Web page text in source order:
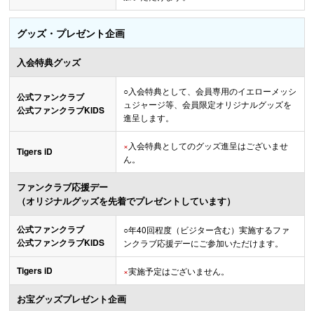
グッズ・プレゼント企画
入会特典グッズ
公式ファンクラブ
公式ファンクラブKIDS
○入会特典として、会員専用のイエローメッシ
ュジャージ等、会員限定オリジナルグッズを
進呈します。
Tigers iD × 入会特典としてのグッズ進呈はございませ
ん。
ファンクラブ応援デー
（オリジナルグッズを先着でプレゼントしています）
公式ファンクラブ
公式ファンクラブKIDS
○年40回程度（ビジター含む）実施するファ
ンクラブ応援デーにご参加いただけます。
Tigers iD ×実施予定はございません。
お宝グッズプレゼント企画